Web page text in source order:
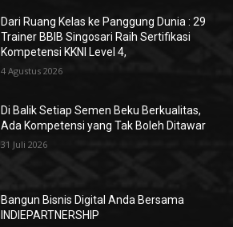
Dari Ruang Kelas ke Panggung Dunia : 29
Trainer BBIB Singosari Raih Sertifikasi
Kompetensi KKNI Level 4,
4 Agustus 2026
Di Balik Setiap Semen Beku Berkualitas,
Ada Kompetensi yang Tak Boleh Ditawar
31 Juli 2026
Bangun Bisnis Digital Anda Bersama
INDIEPARTNERSHIP